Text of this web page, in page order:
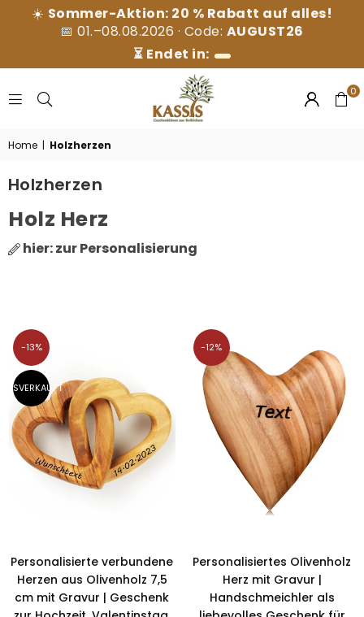
☀️ Sommer-Aktion: 20 % Rabatt auf alles!
📅 01.–08.08.2026 · Code: AUGUST26
⏳ Endet in:
0
Home | Holzherzen
Holzherzen
Holz Herz
hier: zurPersonalisierung
-13%
AUSVERKAUFT
Personalisierte verbundene
Herzen aus Olivenholz 7,5
cm mit Gravur | Geschenk
-12%
Personalisiertes Olivenholz
Herz mit Gravur |
Handschmeichler als